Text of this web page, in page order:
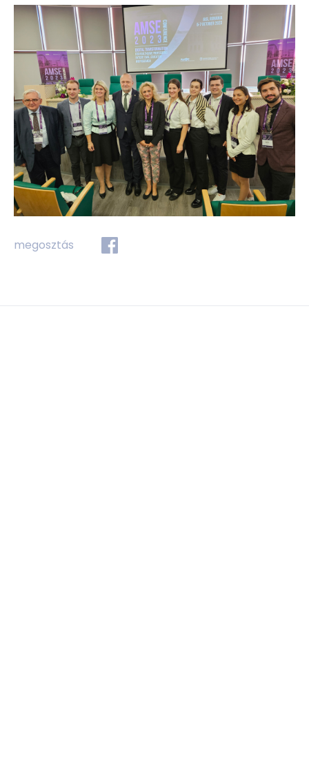
megosztás